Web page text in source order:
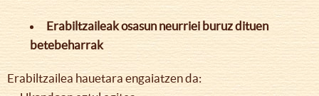
Erabiltzaileak osasun neurriei buruz dituen
betebeharrak
Erabiltzailea hauetara engaiatzen da: